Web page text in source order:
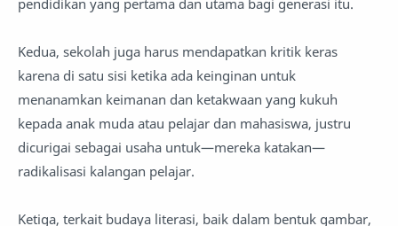
pendidikan yang pertama dan utama bagi generasi itu.
Kedua, sekolah juga harus mendapatkan kritik keras
karena di satu sisi ketika ada keinginan untuk
menanamkan keimanan dan ketakwaan yang kukuh
kepada anak muda atau pelajar dan mahasiswa, justru
dicurigai sebagai usaha untuk—mereka katakan—
radikalisasi kalangan pelajar.
Ketiga, terkait budaya literasi, baik dalam bentuk gambar,